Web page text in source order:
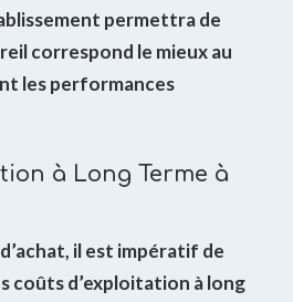
permettra de
correspond le mieux au
les performances
à Long Terme à
il est impératif de
coûts d’exploitation à long